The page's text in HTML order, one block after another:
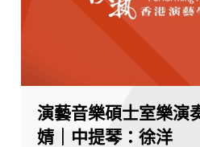
演藝音樂碩士室樂演
婧｜中提琴：徐洋